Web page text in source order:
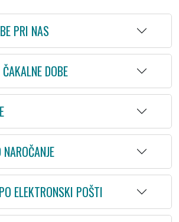
PRI NAS
DOBE
ELEKTRONSKI POŠTI